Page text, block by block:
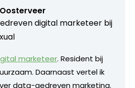
digital marketeer bij
marketeer. Resident bij
Daarnaast vertel ik
data-gedreven marketing.